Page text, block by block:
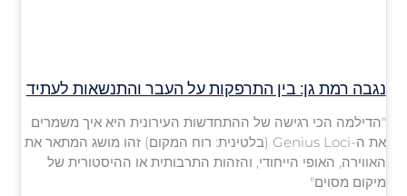
נגבה רמת גן: בין התרפקות על העבר והתנשאות לעתיד
"הדילמה הכי רגישה של ההתחדשות העירונית היא איך משמרים
את ה-Genius Loci (בלטינית: רוח המקום) זהו מושג המתאר את
האווירה, האופי הייחודי, והזהות התרבותית או ההיסטורית של
מיקום מסוים"